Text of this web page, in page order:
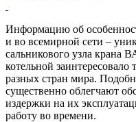
Информацию об
и во всемирной сети –
сальникового узла крана
котельной
разных стран мира.
существенно облегчают
издержки на их
работу во времени.